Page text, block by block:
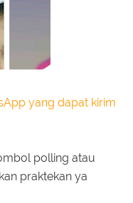
yang dapat kirim
polling atau
praktekan ya